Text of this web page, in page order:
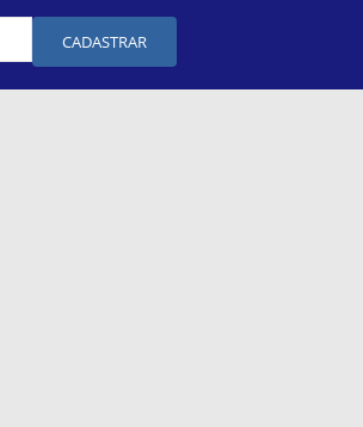
CADASTRAR